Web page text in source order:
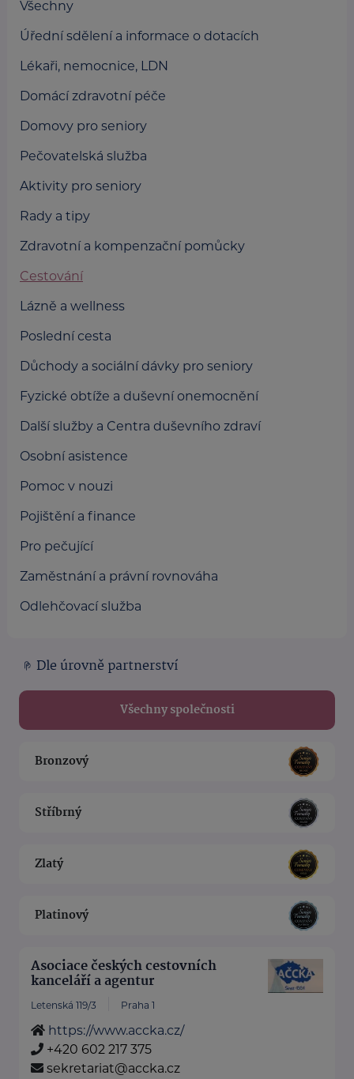
Všechny
Úřední sdělení a informace o dotacích
Lékaři, nemocnice, LDN
Domácí zdravotní péče
Domovy pro seniory
Pečovatelská služba
Aktivity pro seniory
Rady a tipy
Zdravotní a kompenzační pomůcky
Cestování
Lázně a wellness
Poslední cesta
Důchody a sociální dávky pro seniory
Fyzické obtíže a duševní onemocnění
Další služby a Centra duševního zdraví
Osobní asistence
Pomoc v nouzi
Pojištění a finance
Pro pečující
Zaměstnání a právní rovnováha
Odlehčovací služba
Dle úrovně partnerství
Všechny společnosti
Bronzový
Stříbrný
Zlatý
Platinový
Asociace českých cestovních
kanceláří a agentur
Letenská 119/3 Praha 1
https://www.accka.cz/
+420 602 217 375
sekretariat@accka.cz